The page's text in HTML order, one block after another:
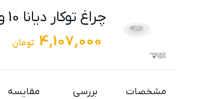
چراغ توکار دیانا 10 وات مازی نور دهانه 8 سانت
4,107,000 تومان
مشخصات بررسی مقایسه